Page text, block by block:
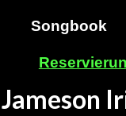
Songbook
Jameson